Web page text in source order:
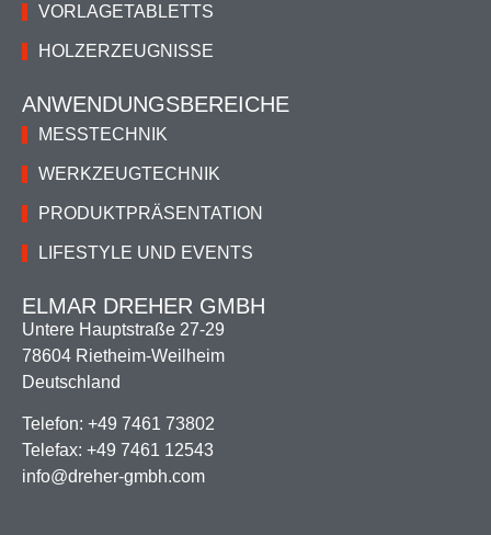
VORLAGETABLETTS
HOLZERZEUGNISSE
ANWENDUNGSBEREICHE
MESSTECHNIK
WERKZEUGTECHNIK
PRODUKTPRÄSENTATION
LIFESTYLE UND EVENTS
ELMAR DREHER GMBH
Untere Hauptstraße 27-29
78604 Rietheim-Weilheim
Deutschland
Telefon: +­49 7461 73802
Telefax: +­49 7461 12543
info@dreher-gmbh.com